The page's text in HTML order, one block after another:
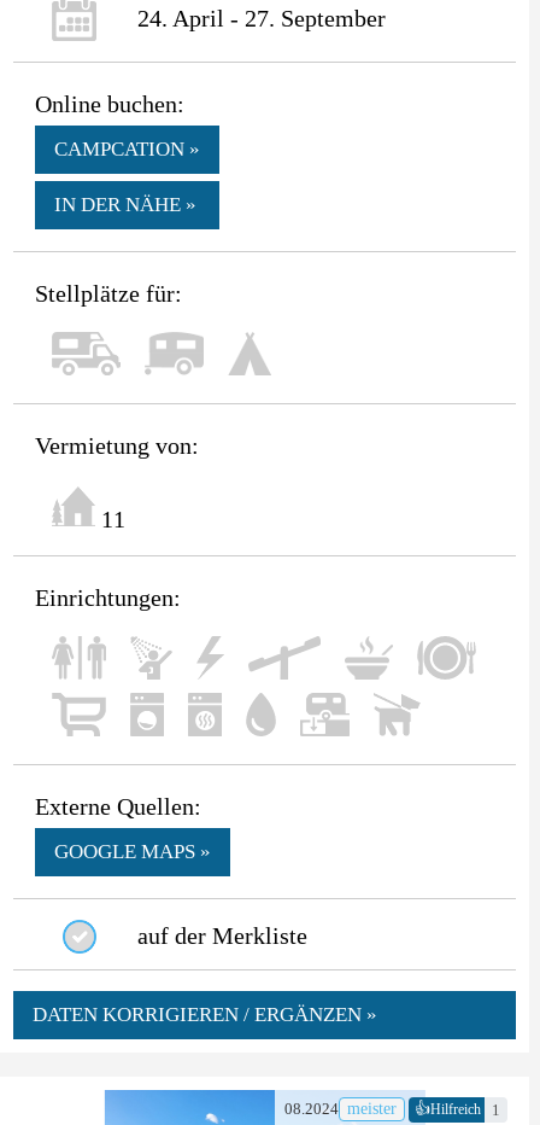
24. April - 27. September
Online buchen:
CAMPCATION »
IN DER NÄHE »
Stellplätze für:
Vermietung von:
11
Einrichtungen:
Externe Quellen:
GOOGLE MAPS »
auf der Merkliste
DATEN KORRIGIEREN / ERGÄNZEN »
08.2024 meister 👍Hilfreich 1